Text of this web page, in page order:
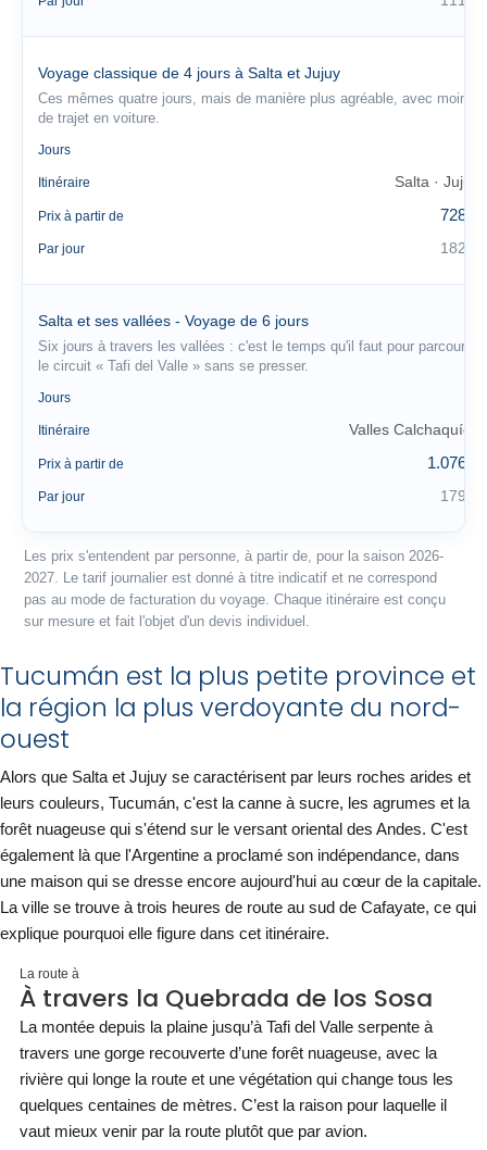
Voyage classique de 4 jours à Salta et Jujuy
Ces mêmes quatre jours, mais de manière plus agréable, avec moins
de trajet en voiture.
Jours
Itinéraire Salta · Jujuy
Prix à partir de 728 €
Par jour 182 €
Salta et ses vallées - Voyage de 6 jours
Six jours à travers les vallées : c'est le temps qu'il faut pour parcourir
le circuit « Tafi del Valle » sans se presser.
Jours
Itinéraire Valles Calchaquíes
Prix à partir de 1.076 €
Par jour 179 €
Les prix s'entendent par personne, à partir de, pour la saison 2026-
2027. Le tarif journalier est donné à titre indicatif et ne correspond
pas au mode de facturation du voyage. Chaque itinéraire est conçu
sur mesure et fait l'objet d'un devis individuel.
Tucumán est la plus petite province et
la région la plus verdoyante du nord-
ouest
Alors que Salta et Jujuy se caractérisent par leurs roches arides et
leurs couleurs, Tucumán, c'est la canne à sucre, les agrumes et la
forêt nuageuse qui s'étend sur le versant oriental des Andes. C'est
également là que l'Argentine a proclamé son indépendance, dans
une maison qui se dresse encore aujourd'hui au cœur de la capitale.
La ville se trouve à trois heures de route au sud de Cafayate, ce qui
explique pourquoi elle figure dans cet itinéraire.
La route à
À travers la Quebrada de los Sosa
La montée depuis la plaine jusqu’à Tafi del Valle serpente à
travers une gorge recouverte d’une forêt nuageuse, avec la
rivière qui longe la route et une végétation qui change tous les
quelques centaines de mètres. C’est la raison pour laquelle il
vaut mieux venir par la route plutôt que par avion.